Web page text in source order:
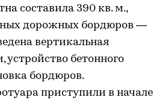
составила 390 кв. м.,
дорожных бордюров —
вертикальная
устройство бетонного
бордюров.
приступили в начале